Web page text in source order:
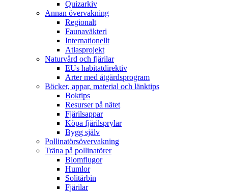
Quizarkiv
Annan övervakning
Regionalt
Faunaväkteri
Internationellt
Atlasprojekt
Naturvård och fjärilar
EUs habitatdirektiv
Arter med åtgärdsprogram
Böcker, appar, material och länktips
Boktips
Resurser på nätet
Fjärilsappar
Köpa fjärilsprylar
Bygg själv
Pollinatörsövervakning
Träna på pollinatörer
Blomflugor
Humlor
Solitärbin
Fjärilar